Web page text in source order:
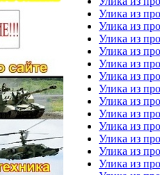
Улика из
Улика из
Улика из
Улика из
Улика из
Улика из
Улика из
Улика из
Улика из
Улика из
Улика из
Улика из
Улика из